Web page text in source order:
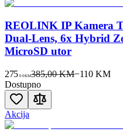
REOLINK IP Kamera
Dual-Lens, 6x Hybrid
MicroSD utor
275 00KM385,00 KM−110 KM
Dostupno
Akcija